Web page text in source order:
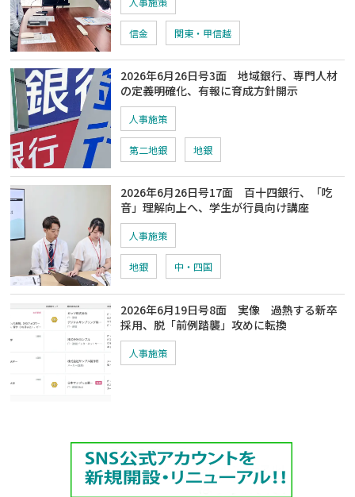
信金 関東・甲信越
2026年6月26日号3面 地域銀行、専門人材
の定義明確化、有報に育成方針開示
人事施策
第二地銀 地銀
2026年6月26日号17面 百十四銀行、「吃
音」理解向上へ、学生が行員向け講座
人事施策
地銀 中・四国
2026年6月19日号8面 実像 過熱する新卒
採用、脱「前例踏襲」攻めに転換
人事施策